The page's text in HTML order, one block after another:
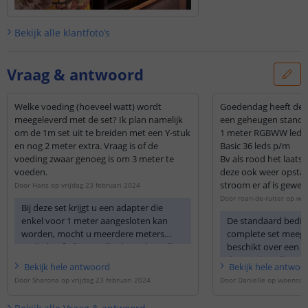
Bekijk alle klantfoto’s
Vraag & antwoord
Welke voeding (hoeveel watt) wordt
meegeleverd met de set? Ik plan namelijk
om de 1m set uit te breiden met een Y-stuk
en nog 2 meter extra. Vraag is of de
voeding zwaar genoeg is om 3 meter te
voeden.
Door Hans op vrijdag 23 februari 2024
Bij deze set krijgt u een adapter die
enkel voor 1 meter aangesloten kan
worden, mocht u meerdere meters
nodig heeft dient u alles los te bestellen
Bekijk hele antwoord
Door Sharona op vrijdag 23 februari 2024
Goedendag heeft de volgende strip ook
een geheugen stand?
1 meter RGBWW
Basic 36 leds p/m
Bv als rood het
deze ook weer
stroom er af is
Door roan-de-ruiter op
De standaard
complete set
beschikt over een
(laatste instelling
Bekijk hele
Door Danielle op